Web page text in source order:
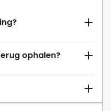
ophalen?